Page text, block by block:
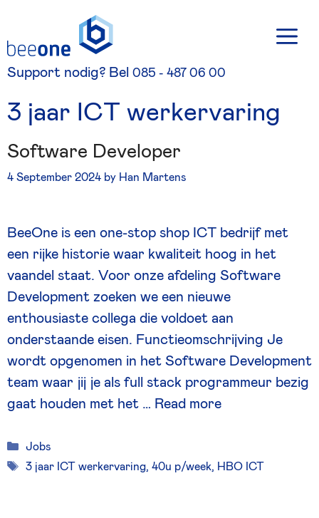
to
content
Support nodig? Bel 085 - 487 06 00
3 jaar ICT werkervaring
Software Developer
4 September 2024 by Han Martens
BeeOne is een one-stop shop ICT bedrijf met
een rijke historie waar kwaliteit hoog in het
vaandel staat. Voor onze afdeling Software
Development zoeken we een nieuwe
enthousiaste collega die voldoet aan
onderstaande eisen. Functieomschrijving Je
wordt opgenomen in het Software Development
team waar jij je als full stack programmeur bezig
gaat houden met het … Read more
Categories
Jobs
Tags
3 jaar ICT werkervaring, 40u p/week, HBO ICT